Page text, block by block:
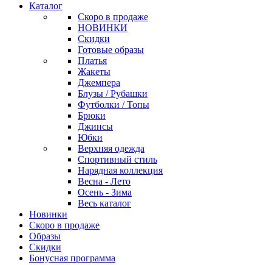
Каталог
Скоро в продаже
НОВИНКИ
Скидки
Готовые образы
Платья
Жакеты
Джемпера
Блузы / Рубашки
Футболки / Топы
Брюки
Джинсы
Юбки
Верхняя одежда
Спортивный стиль
Нарядная коллекция
Весна - Лето
Осень - Зима
Весь каталог
Новинки
Скоро в продаже
Образы
Скидки
Бонусная программа